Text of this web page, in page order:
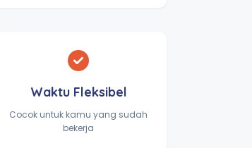
Waktu Fleksibel
Cocok untuk kamu yang sudah
bekerja